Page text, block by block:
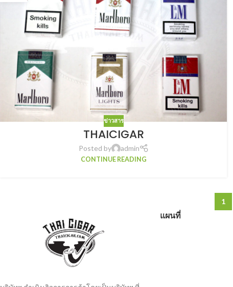
ข่าวสาร
THAICIGAR
Posted by admin
CONTINUE READING
1
แผนที่